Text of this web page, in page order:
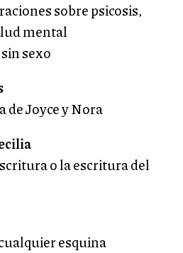
sobre psicosis,
mental
sexo
de Joyce y Nora
o la escritura del
esquina